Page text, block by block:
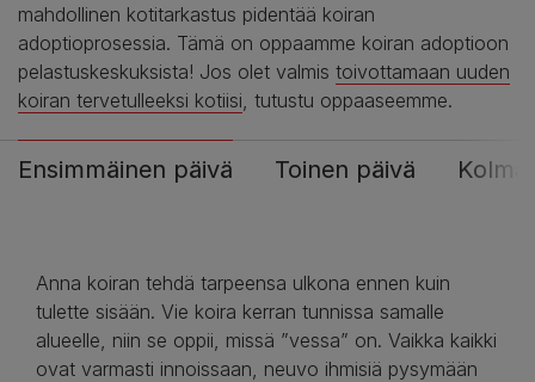
mahdollinen kotitarkastus pidentää koiran
adoptioprosessia. Tämä on oppaamme koiran adoptioon
pelastuskeskuksista! Jos olet valmis toivottamaan uuden
koiran tervetulleeksi kotiisi , tutustu oppaaseemme.
Ensimmäinen päivä Toinen päivä
Anna koiran tehdä tarpeensa ulkona ennen kuin
tulette sisään. Vie koira kerran tunnissa samalle
alueelle, niin se oppii, missä ”vessa” on. Vaikka kaikki
ovat varmasti innoissaan, neuvo ihmisiä pysymään